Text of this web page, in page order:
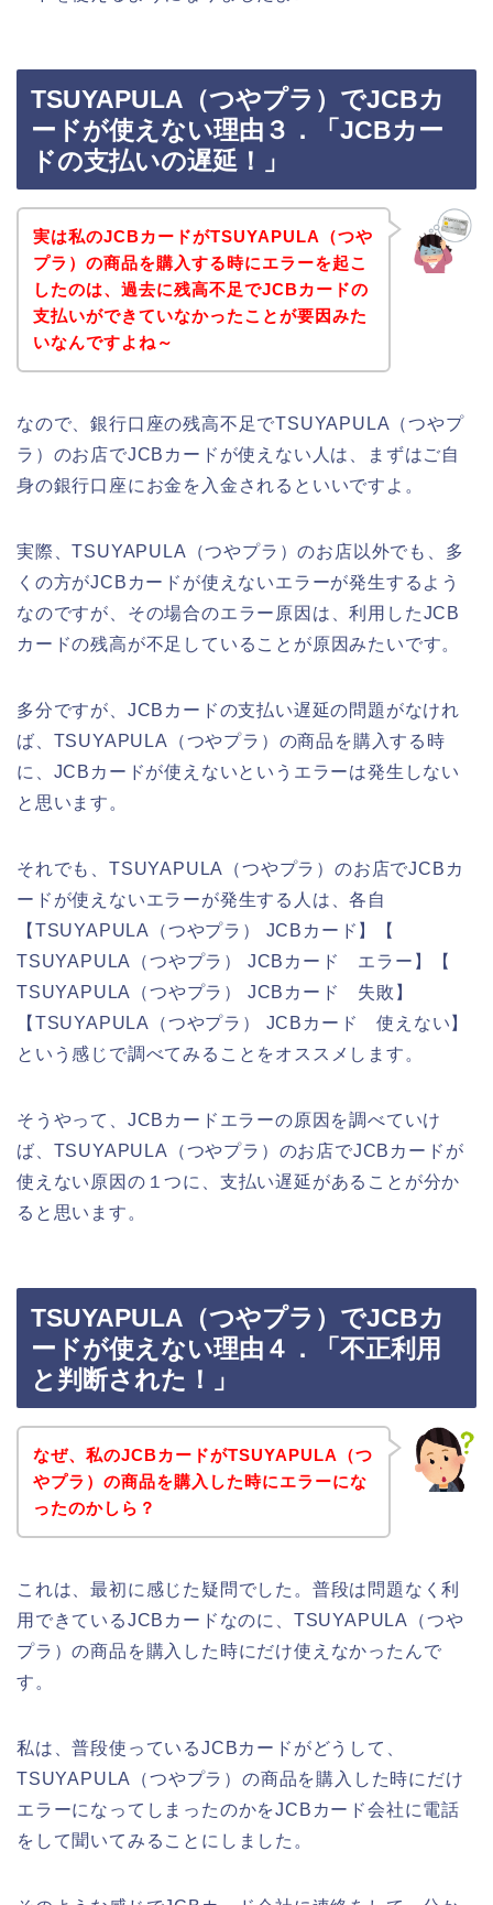
TSUYAPULA（つやプラ）でJCBカ
ードが使えない理由３．「JCBカー
ドの支払いの遅延！」
実は私のJCBカードがTSUYAPULA（つや
プラ）の商品を購入する時にエラーを起こ
したのは、過去に残高不足でJCBカードの
支払いができていなかったことが要因みた
いなんですよね～
なので、銀行口座の残高不足でTSUYAPULA（つやプ
ラ）のお店でJCBカードが使えない人は、まずはご自
身の銀行口座にお金を入金されるといいですよ。
実際、TSUYAPULA（つやプラ）のお店以外でも、多
くの方がJCBカードが使えないエラーが発生するよう
なのですが、その場合のエラー原因は、利用したJCB
カードの残高が不足していることが原因みたいです。
多分ですが、JCBカードの支払い遅延の問題がなけれ
ば、TSUYAPULA（つやプラ）の商品を購入する時
に、JCBカードが使えないというエラーは発生しない
と思います。
それでも、TSUYAPULA（つやプラ）のお店でJCBカ
ードが使えないエラーが発生する人は、各自
【TSUYAPULA（つやプラ） JCBカード】【
TSUYAPULA（つやプラ） JCBカード エラー】【
TSUYAPULA（つやプラ） JCBカード 失敗】
【TSUYAPULA（つやプラ） JCBカード 使えない】
という感じで調べてみることをオススメします。
そうやって、JCBカードエラーの原因を調べていけ
ば、TSUYAPULA（つやプラ）のお店でJCBカードが
使えない原因の１つに、支払い遅延があることが分か
ると思います。
TSUYAPULA（つやプラ）でJCBカ
ードが使えない理由４．「不正利用
と判断された！」
なぜ、私のJCBカードがTSUYAPULA（つ
やプラ）の商品を購入した時にエラーにな
ったのかしら？
これは、最初に感じた疑問でした。普段は問題なく利
用できているJCBカードなのに、TSUYAPULA（つや
プラ）の商品を購入した時にだけ使えなかったんで
す。
私は、普段使っているJCBカードがどうして、
TSUYAPULA（つやプラ）の商品を購入した時にだけ
エラーになってしまったのかをJCBカード会社に電話
をして聞いてみることにしました。